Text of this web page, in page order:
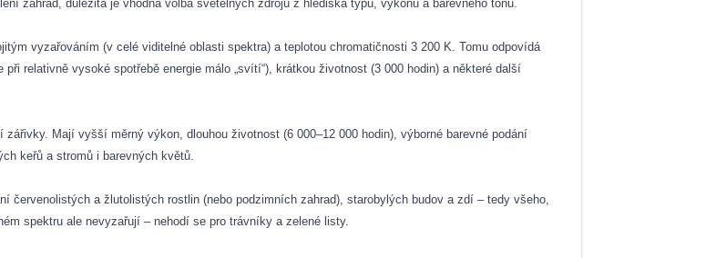
zahrad, důležitá je vhodná volba světelných zdrojů z hlediska typu, výkonu a barevného tónu.
vyzařováním (v celé viditelné oblasti spektra) a teplotou chromatičnosti 3 200 K. Tomu odpovídá
relativně vysoké spotřebě energie málo „svítí“), krátkou životnost (3 000 hodin) a některé další
Mají vyšší měrný výkon, dlouhou životnost (6 000–12 000 hodin), výborné barevné podání
keřů a stromů i barevných květů.
a žlutolistých rostlin (nebo podzimních zahrad), starobylých budov a zdí – tedy všeho,
spektru ale nevyzařují – nehodí se pro trávníky a zelené listy.